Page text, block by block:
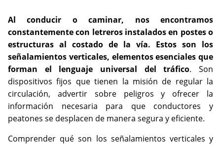
Al conducir o caminar, nos encontramos
constantemente con letreros instalados en postes o
estructuras al costado de la vía. Estos son los
señalamientos verticales, elementos esenciales que
forman el lenguaje universal del tráfico. Son
dispositivos fijos que tienen la misión de regular la
circulación, advertir sobre peligros y ofrecer la
información necesaria para que conductores y
peatones se desplacen de manera segura y eficiente.
Comprender qué son los señalamientos verticales y